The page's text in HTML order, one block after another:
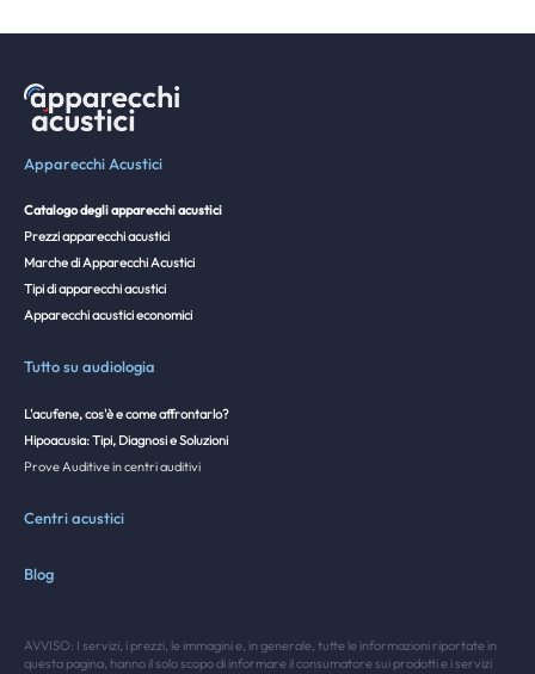
Apparecchi Acustici
Catalogo degli apparecchi acustici
Prezzi apparecchi acustici
Marche di Apparecchi Acustici
Tipi di apparecchi acustici
Apparecchi acustici economici
Tutto su audiologia
L'acufene, cos'è e come affrontarlo?
Hipoacusia: Tipi, Diagnosi e Soluzioni
Prove Auditive in centri auditivi
Centri acustici
Blog
AVVISO: I servizi, i prezzi, le immagini e, in generale, tutte le informazioni riportate in
questa pagina, hanno il solo scopo di informare il consumatore sui prodotti e i servizi